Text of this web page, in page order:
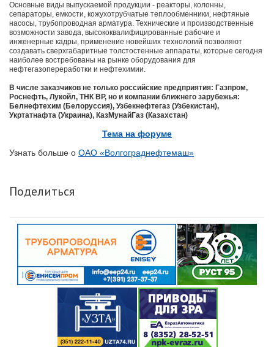
Основные виды выпускаемой продукции - реакторы, колонны,
сепараторы, емкости, кожухотрубчатые теплообменники, нефтяные
насосы, трубопроводная арматура. Технические и производственные
возможности завода, высококвалифицированные рабочие и
инженерные кадры, применение новейших технологий позволяют
создавать сверхгабаритные толстостенные аппараты, которые сегодня
наиболее востребованы на рынке оборудования для
нефтегазопереработки и нефтехимии.
В числе заказчиков не только российские предприятия: Газпром,
Роснефть, Лукойл, ТНК ВР, но и компании ближнего зарубежья:
Белнефтехим (Белоруссия), Узбекнефтегаз (Узбекистан),
Укртатнафта (Украина), КазМунайГаз (Казахстан)
Тема на форуме
Узнать больше о ОАО «Волгограднефтемаш»
Поделиться